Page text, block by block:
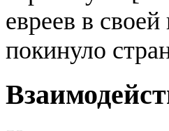
евреев в
покинуло